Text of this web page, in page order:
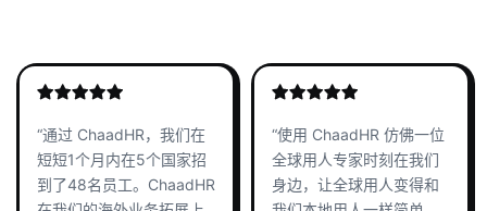
“通过 ChaadHR，我们在
短短1个月内在5个国家招
到了48名员工。ChaadHR
“使用 ChaadHR 仿佛一位
全球用人专家时刻在我们
身边，让全球用人变得和